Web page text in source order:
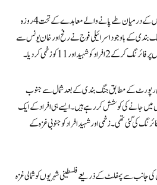
24 نومبر کی صبح غزہ میں اسرائیل اور حماس کے درمیان طے پانے والے معاہدے کے تحت 4 روزہ
جنگ بندی کے باوجود اسرائیلی فوج نے رفح اور خان یونس سے
شہید اور 11 کو زخمی کر دیا۔
کی رپورٹ کے مطابق جنگ بندی کے بعد شمال سے جنوب
میں جانے کی کوشش کر رہے ہیں۔ایسے ہی افراد کے ایک
کی گئی تھی۔زخمی اور شہید افراد کو جنوبی غزہ کے
کی جانب سے پمفلٹ کے ذریعے فلسطینی شہریوں کو شمالی غزہ